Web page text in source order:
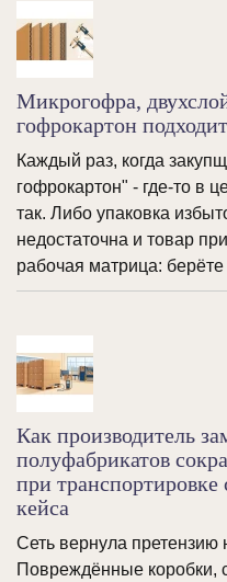
Микрогофра,
гофрокартон
Каждый раз, когда
гофрокартон" - где-то в
так. Либо упаковка
недостаточна и товар
рабочая матрица: берёте
Как производитель
полуфабрикатов
при
кейса
Сеть вернула претензию
Повреждённые коробки,